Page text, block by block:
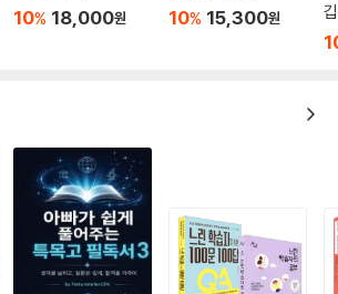
10% 18,000원 10% 15,300원